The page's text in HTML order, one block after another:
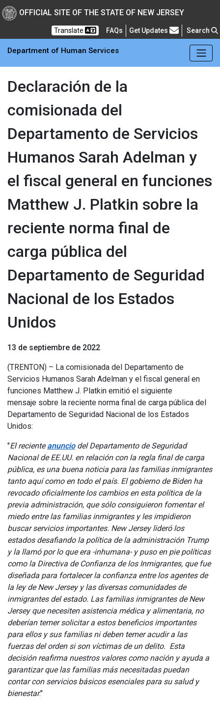
New Jersey
Skip to main Content
OFFICIAL SITE OF THE STATE OF NEW JERSEY
Translate FAQs Frequently Asked Questions
Get Updates Search
Department of Human Services
Declaración de la
comisionada del
Departamento de Servicios
Humanos Sarah Adelman y
el fiscal general en funciones
Matthew J. Platkin sobre la
reciente norma final de
carga pública del
Departamento de Seguridad
Nacional de los Estados
Unidos
13 de septiembre de 2022
(TRENTON) – La comisionada del Departamento de
Servicios Humanos Sarah Adelman y el fiscal general en
funciones Matthew J. Platkin emitió el siguiente
mensaje sobre la reciente norma final de carga pública del
Departamento de Seguridad Nacional de los Estados
Unidos:
"El recienteanunciodel Departamento de Seguridad
Nacional de EE.UU. en relación con la regla final de carga
pública, es una buena noticia para las familias inmigrantes
tanto aquí como en todo el país. El gobierno de Biden ha
revocado oficialmente los cambios en esta política de la
previa administración, que sólo consiguieron fomentar el
miedo entre las familias inmigrantes y les impidieron
buscar servicios importantes. New Jersey lideró los
estados desafiando la política de la administración Trump
y la llamó por lo que era -inhumana- y puso en pie políticas
como la Directiva de Confianza de los Inmigrantes, que fue
diseñada para fortalecer la confianza entre los agentes de
la ley de New Jersey y las diversas comunidades de
inmigrantes del estado. Las familias inmigrantes de New
Jersey que necesiten asistencia médica y alimentaria, no
deberían temer solicitar a estos beneficios importantes
para ellos y sus familias ni deben temer acudir a las
fuerzas del orden si son víctimas de un delito. Esta
decisión reafirma nuestros valores como nación y ayuda a
garantizar que las familias más necesitadas puedan
contar con servicios básicos esenciales para su salud y
bienestar."